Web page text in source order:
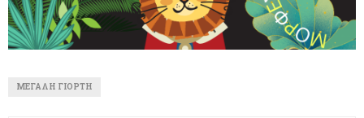
ΜΕΓΆΛΗ ΓΙΟΡΤΉ